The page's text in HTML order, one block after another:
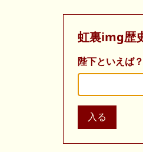
虹裏img歴
陛下といえば？
入る